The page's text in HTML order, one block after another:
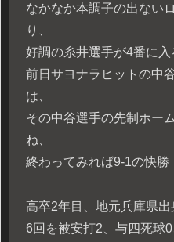
なかなか本調子の出ない
り、
好調の糸井選手が4番に入
前日サヨナラヒットの中
は、
その中谷選手の先制ホー
ね、
終わってみれば9-1の快勝
高卒2年目、地元兵庫県
6回を被安打2、与四死球